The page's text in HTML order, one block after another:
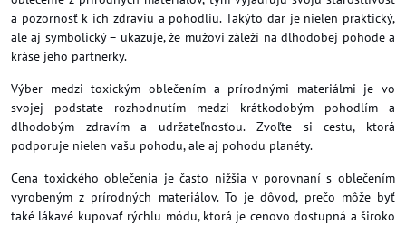
a pozornosť k ich zdraviu a pohodliu. Takýto dar je nielen praktický,
ale aj symbolický – ukazuje, že mužovi záleží na dlhodobej pohode a
kráse jeho partnerky.
Výber medzi toxickým oblečením a prírodnými materiálmi je vo
svojej podstate rozhodnutím medzi krátkodobým pohodlím a
dlhodobým zdravím a udržateľnosťou. Zvoľte si cestu, ktorá
podporuje nielen vašu pohodu, ale aj pohodu planéty.
Cena toxického oblečenia je často nižšia v porovnaní s oblečením
vyrobeným z prírodných materiálov. To je dôvod, prečo môže byť
také lákavé kupovať rýchlu módu, ktorá je cenovo dostupná a široko